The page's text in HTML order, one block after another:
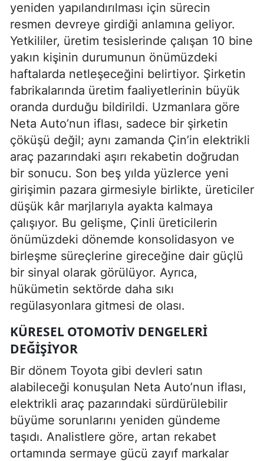
yeniden yapılandırılması için sürecin
resmen devreye girdiği anlamına geliyor.
Yetkililer, üretim tesislerinde çalışan 10 bine
yakın kişinin durumunun önümüzdeki
haftalarda netleşeceğini belirtiyor. Şirketin
fabrikalarında üretim faaliyetlerinin büyük
oranda durduğu bildirildi. Uzmanlara göre
Neta Auto’nun iflası, sadece bir şirketin
çöküşü değil; aynı zamanda Çin’in elektrikli
araç pazarındaki aşırı rekabetin doğrudan
bir sonucu. Son beş yılda yüzlerce yeni
girişimin pazara girmesiyle birlikte, üreticiler
düşük kâr marjlarıyla ayakta kalmaya
çalışıyor. Bu gelişme, Çinli üreticilerin
önümüzdeki dönemde konsolidasyon ve
birleşme süreçlerine gireceğine dair güçlü
bir sinyal olarak görülüyor. Ayrıca,
hükümetin sektörde daha sıkı
regülasyonlara gitmesi de olası.
KÜRESEL OTOMOTIV DENGELERI
DEĞIŞIYOR
Bir dönem Toyota gibi devleri satın
alabileceği konuşulan Neta Auto’nun iflası,
elektrikli araç pazarındaki sürdürülebilir
büyüme sorunlarını yeniden gündeme
taşıdı. Analistlere göre, artan rekabet
ortamında sermaye gücü zayıf markalar